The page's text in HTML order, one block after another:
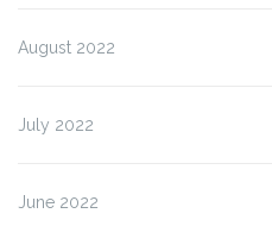
August 2022
July 2022
June 2022